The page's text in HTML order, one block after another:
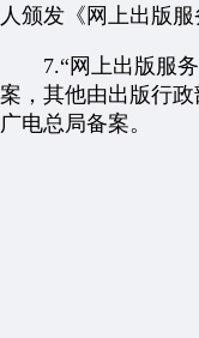
人颁发《网上出版
7.“网上出版服务
案，其他由出版行
广电总局备案。